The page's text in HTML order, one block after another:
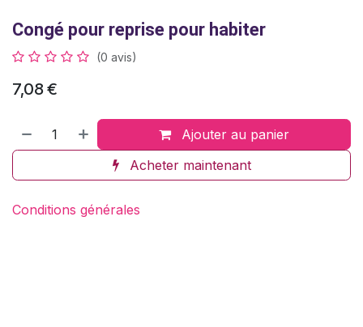
Congé pour reprise pour habiter
(0 avis)
7,08€
Ajouter au panier
Acheter maintenant
Conditions générales